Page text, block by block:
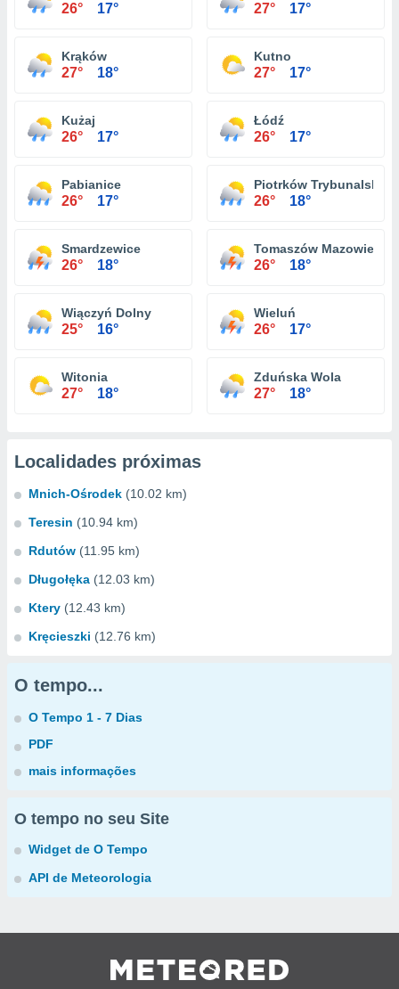
26° 17° 27° 17°
Krąków
27° 18°
Kutno
27° 17°
Kużaj
26° 17°
Łódź
26° 17°
Pabianice
26° 17°
Piotrków Trybunalski
26° 18°
Smardzewice
26° 18°
Tomaszów Mazowiecki
26° 18°
Wiączyń Dolny
25° 16°
Wieluń
26° 17°
Witonia
27° 18°
Zduńska Wola
27° 18°
Localidades próximas
Mnich-Ośrodek (10.02 km)
Teresin (10.94 km)
Rdutów (11.95 km)
Długołęka (12.03 km)
Ktery (12.43 km)
Kręcieszki (12.76 km)
O tempo...
O Tempo 1 - 7 Dias
PDF
mais informações
O tempo no seu Site
Widget de O Tempo
API de Meteorologia